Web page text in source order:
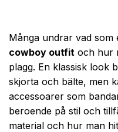
Många undrar vad som
cowboy outfit och hur
plagg. En klassisk look
skjorta och bälte, men
accessoarer som
beroende på stil och
material och hur man